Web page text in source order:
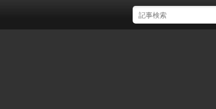
【Unity】FindAnyObjectByTypeで